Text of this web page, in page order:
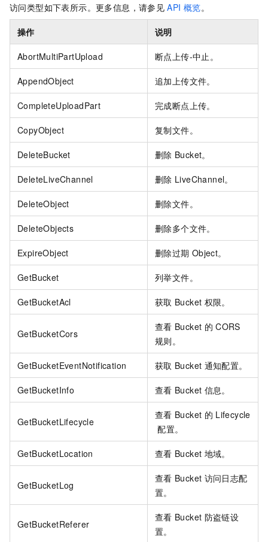
访问类型如下表所示。更多信息，请参见 API 概览。
操作 说明
AbortMultiPartUpload 断点上传-中止。
AppendObject 追加上传文件。
CompleteUploadPart 完成断点上传。
CopyObject 复制文件。
DeleteBucket 删除 Bucket。
DeleteLiveChannel 删除 LiveChannel。
DeleteObject 删除文件。
DeleteObjects 删除多个文件。
ExpireObject 删除过期 Object。
GetBucket 列举文件。
GetBucketAcl 获取 Bucket 权限。
GetBucketCors
查看 Bucket 的 CORS
规则。
GetBucketEventNotification 获取 Bucket 通知配置。
GetBucketInfo 查看 Bucket 信息。
GetBucketLifecycle
查看 Bucket 的 Lifecycle
配置。
GetBucketLocation 查看 Bucket 地域。
GetBucketLog
查看 Bucket 访问日志配
置。
GetBucketReferer
查看 Bucket 防盗链设
置。